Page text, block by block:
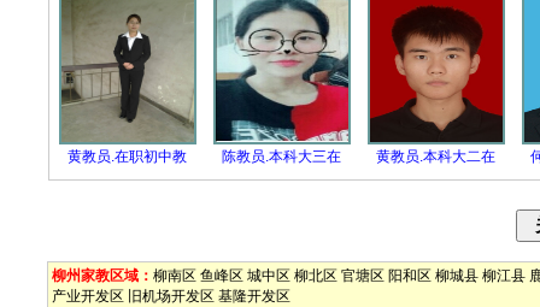
黄教员.在职初中教 陈教员.本科大三在 黄教员.本科大二在
柳州家教区域： 柳南区 鱼峰区 城中区 柳北区 官塘区 阳和区 柳城县 柳江县
产业开发区
旧机场开发区 基隆开发区